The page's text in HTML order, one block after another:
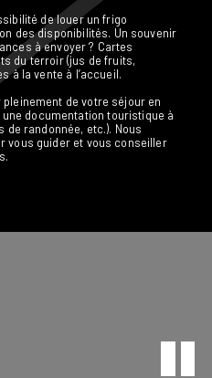
de louer un frigo
des disponibilités. Un souvenir
à envoyer ? Cartes
du terroir (jus de fruits,
à la vente à l’accueil.
de votre séjour en
documentation touristique à
randonnée, etc.). Nous
vous guider et vous conseiller